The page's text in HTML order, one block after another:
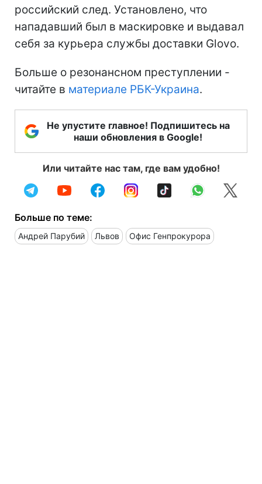
российский след. Установлено, что
нападавший был в маскировке и выдавал
себя за курьера службы доставки Glovo.
Больше о резонансном преступлении -
читайте в материале РБК-Украина.
Не упустите главное! Подпишитесь на
наши обновления в Google!
Или читайте нас там, где вам удобно!
Больше по теме:
Андрей Парубий Львов Офис Генпрокурора